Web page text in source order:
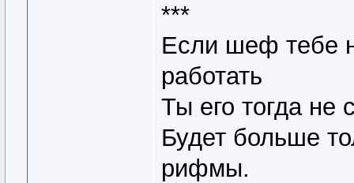
***
Если шеф тебе
работать
Ты его тогда не
Будет больше
рифмы.